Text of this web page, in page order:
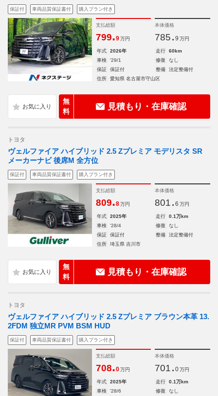
保証付 車両品質保証書付 購入プラン付き
支払総額
799.9 万円
本体価格
785. 9 万円
年式 2026年 走行
60km
車検
'29/1 修復
なし
保証
保証付 整備
法定整備付
住所
愛知県 名古屋市守山区
無
料
見積もり・在庫確認
トヨタ
ヴェルファイア ハイブリッド 2.5 Zプレミア モデリスタ SR
メーカーナビ 後席M 全方位
保証付 車両品質保証書付 購入プラン付き
支払総額
809.8 万円
本体価格
801. 6 万円
年式 2025年 走行
0.1万km
車検
'28/4 修復
なし
保証
保証付 整備
法定整備付
住所
埼玉県 吉川市
無
料
見積もり・在庫確認
トヨタ
ヴェルファイア ハイブリッド 2.5 Zプレミア ブラウン本革 13.
2FDM 独立MR PVM BSM HUD
保証付 車両品質保証書付 購入プラン付き
支払総額
708.0 万円
本体価格
701. 0 万円
年式 2025年 走行
0.1万km
車検
'28/6 修復 なし